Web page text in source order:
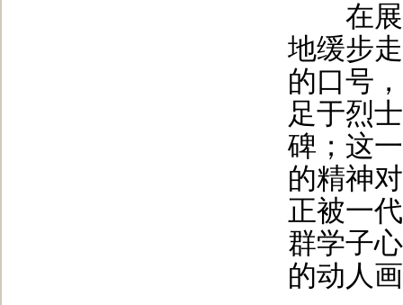
在展
地缓步
的口号
足于烈
碑；这
的精神
正被一
群学子
的动人